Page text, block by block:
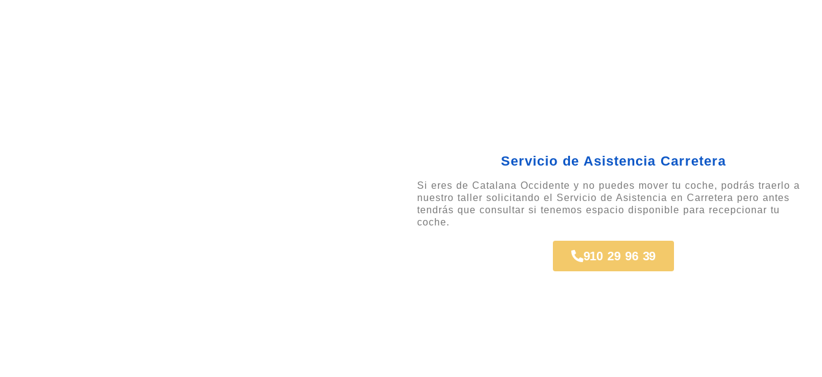
Servicio de Asistencia Carretera
Si eres de Catalana Occidente y no puedes mover tu coche, podrás traerlo a
nuestro taller solicitando el Servicio de Asistencia en Carretera pero antes
tendrás que consultar si tenemos espacio disponible para recepcionar tu
coche.
910 29 96 39